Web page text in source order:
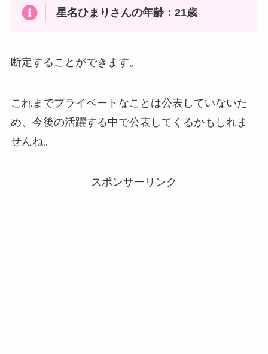
星名ひまりさんの年齢：21歳
断定することができます。
これまでプライベートなことは公表していないた
め、今後の活躍する中で公表してくるかもしれま
せんね。
スポンサーリンク